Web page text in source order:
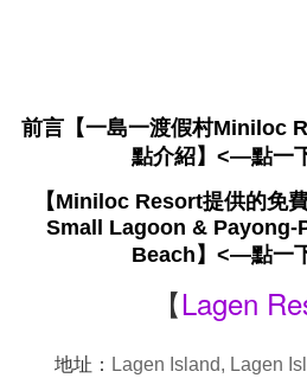
前言【一島一渡假村Miniloc
點介紹】 <—點一
【Miniloc Resort提供的免
Small Lagoon & Payong-
Beach】 <—點一
【Lagen
地址： Lagen Island, Lagen